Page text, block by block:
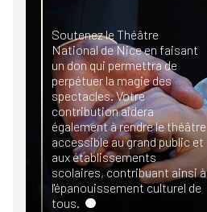
Soutenez le Théâtre
National de Nice en faisant
un don qui permettra de
perpétuer la magie des
spectacles. Votre
contribution aidera
également à rendre le théâtre
accessible au grand public et
aux établissements
scolaires, contribuant ainsi à
l'épanouissement culturel de
tous.